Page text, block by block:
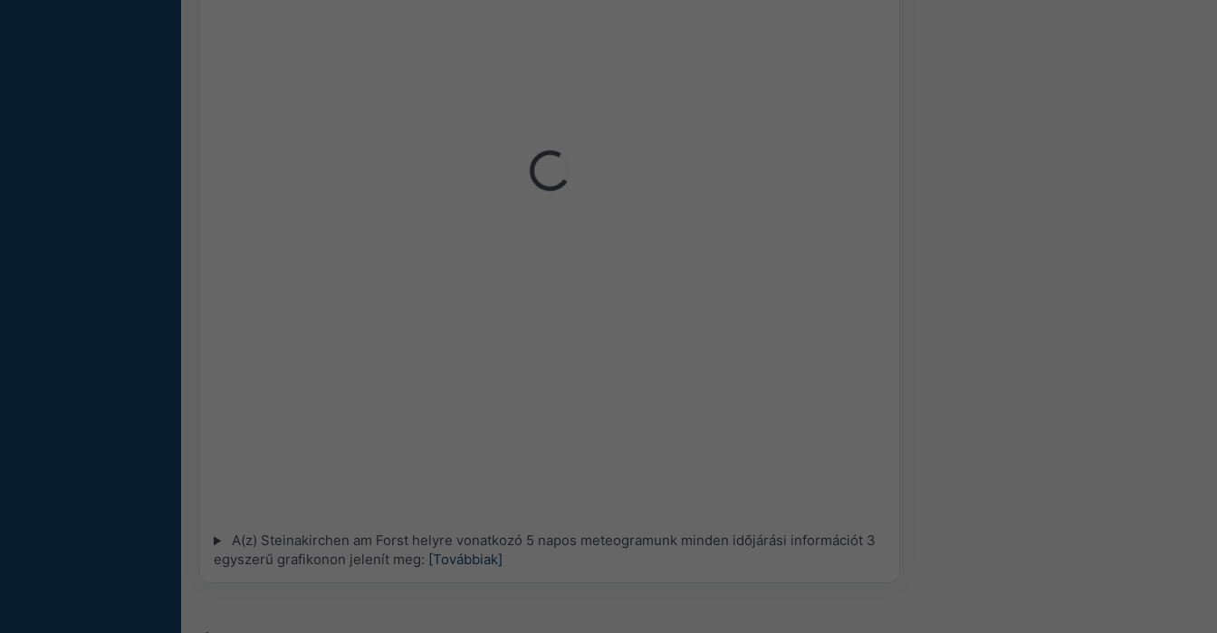
A(z) Steinakirchen am Forst helyre vonatkozó 5 napos meteogramunk minden időjárási információt 3
egyszerű grafikonon jelenít meg: [Továbbiak]